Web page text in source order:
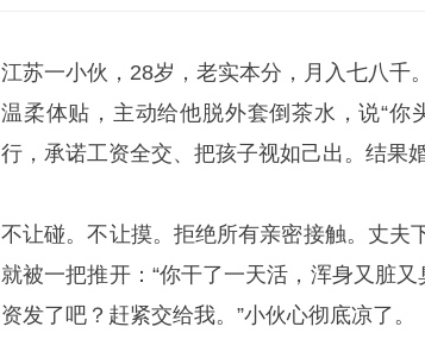
江苏一小伙，28岁，老实本分，月入七八千
温柔体贴，主动给他脱外套倒茶水，说“你
行，承诺工资全交、把孩子视如己出。结果
不让碰。不让摸。拒绝所有亲密接触。丈夫
就被一把推开：“你干了一天活，浑身又脏
资发了吧？赶紧交给我。”小伙心彻底凉了。